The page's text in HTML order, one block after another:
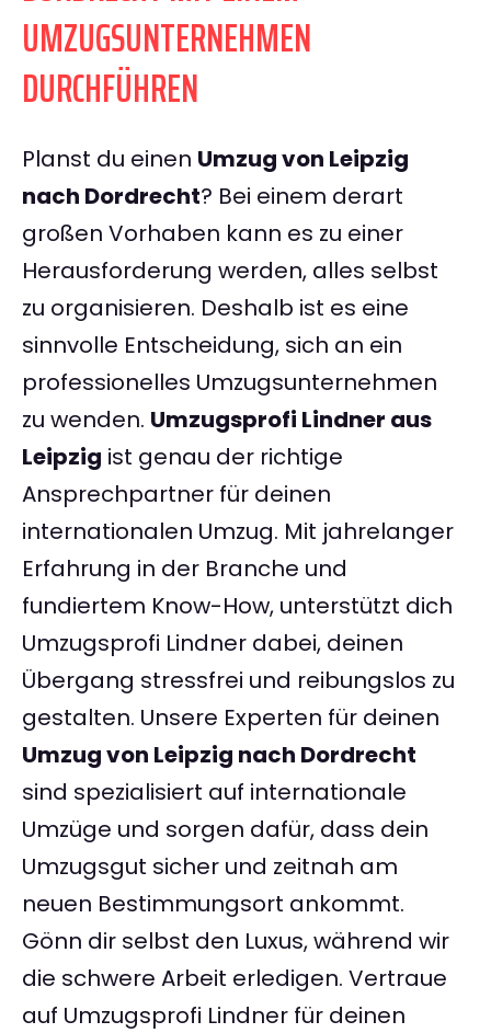
UMZUGSUNTERNEHMEN
DURCHFÜHREN
Planst du einen Umzug von Leipzig
nach Dordrecht? Bei einem derart
großen Vorhaben kann es zu einer
Herausforderung werden, alles selbst
zu organisieren. Deshalb ist es eine
sinnvolle Entscheidung, sich an ein
professionelles Umzugsunternehmen
zu wenden. Umzugsprofi Lindner aus
Leipzig ist genau der richtige
Ansprechpartner für deinen
internationalen Umzug. Mit jahrelanger
Erfahrung in der Branche und
fundiertem Know-How, unterstützt dich
Umzugsprofi Lindner dabei, deinen
Übergang stressfrei und reibungslos zu
gestalten. Unsere Experten für deinen
Umzug von Leipzig nach Dordrecht
sind spezialisiert auf internationale
Umzüge und sorgen dafür, dass dein
Umzugsgut sicher und zeitnah am
neuen Bestimmungsort ankommt.
Gönn dir selbst den Luxus, während wir
die schwere Arbeit erledigen. Vertraue
auf Umzugsprofi Lindner für deinen